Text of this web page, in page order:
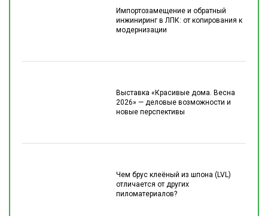
Импортозамещение и обратный
инжиниринг в ЛПК: от копирования к
модернизации
Выставка «Красивые дома. Весна
2026» — деловые возможности и
новые перспективы
Чем брус клеёный из шпона (LVL)
отличается от других
пиломатериалов?